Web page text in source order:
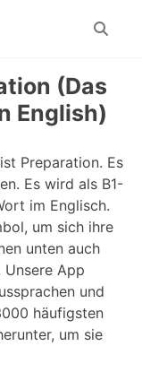
Toggle
(Das
English)
Preparation. Es
Es wird als B1-
im Englisch.
um sich ihre
unten auch
Unsere App
und
häufigsten
um sie